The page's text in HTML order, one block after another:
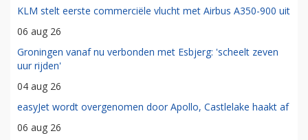
KLM stelt eerste commerciële vlucht met Airbus A350-900 uit
06 aug 26
Groningen vanaf nu verbonden met Esbjerg: 'scheelt zeven
uur rijden'
04 aug 26
easyJet wordt overgenomen door Apollo, Castlelake haakt af
06 aug 26